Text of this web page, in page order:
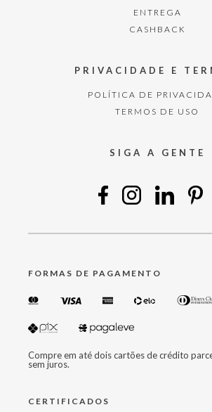
ENTREGA
CASHBACK
PRIVACIDADE E
POLÍTICA DE
TERMOS DE USO
SIGA A GENTE
FORMAS DE PAGAMENTO
Compre em até dois cartões de crédito
sem juros.
CERTIFICADOS